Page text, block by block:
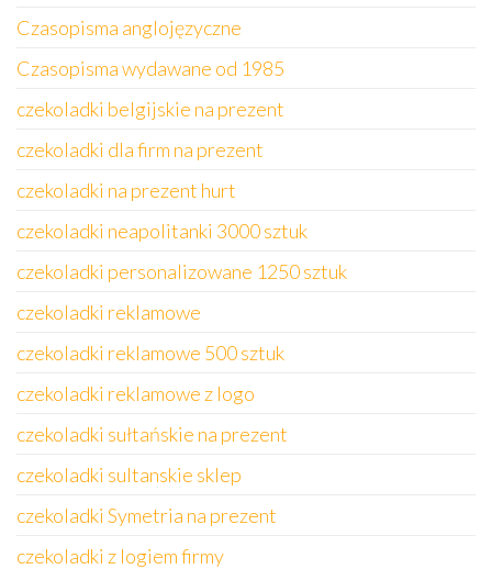
Czasopisma anglojęzyczne
Czasopisma wydawane od 1985
czekoladki belgijskie na prezent
czekoladki dla firm na prezent
czekoladki na prezent hurt
czekoladki neapolitanki 3000 sztuk
czekoladki personalizowane 1250 sztuk
czekoladki reklamowe
czekoladki reklamowe 500 sztuk
czekoladki reklamowe z logo
czekoladki sułtańskie na prezent
czekoladki sultanskie sklep
czekoladki Symetria na prezent
czekoladki z logiem firmy